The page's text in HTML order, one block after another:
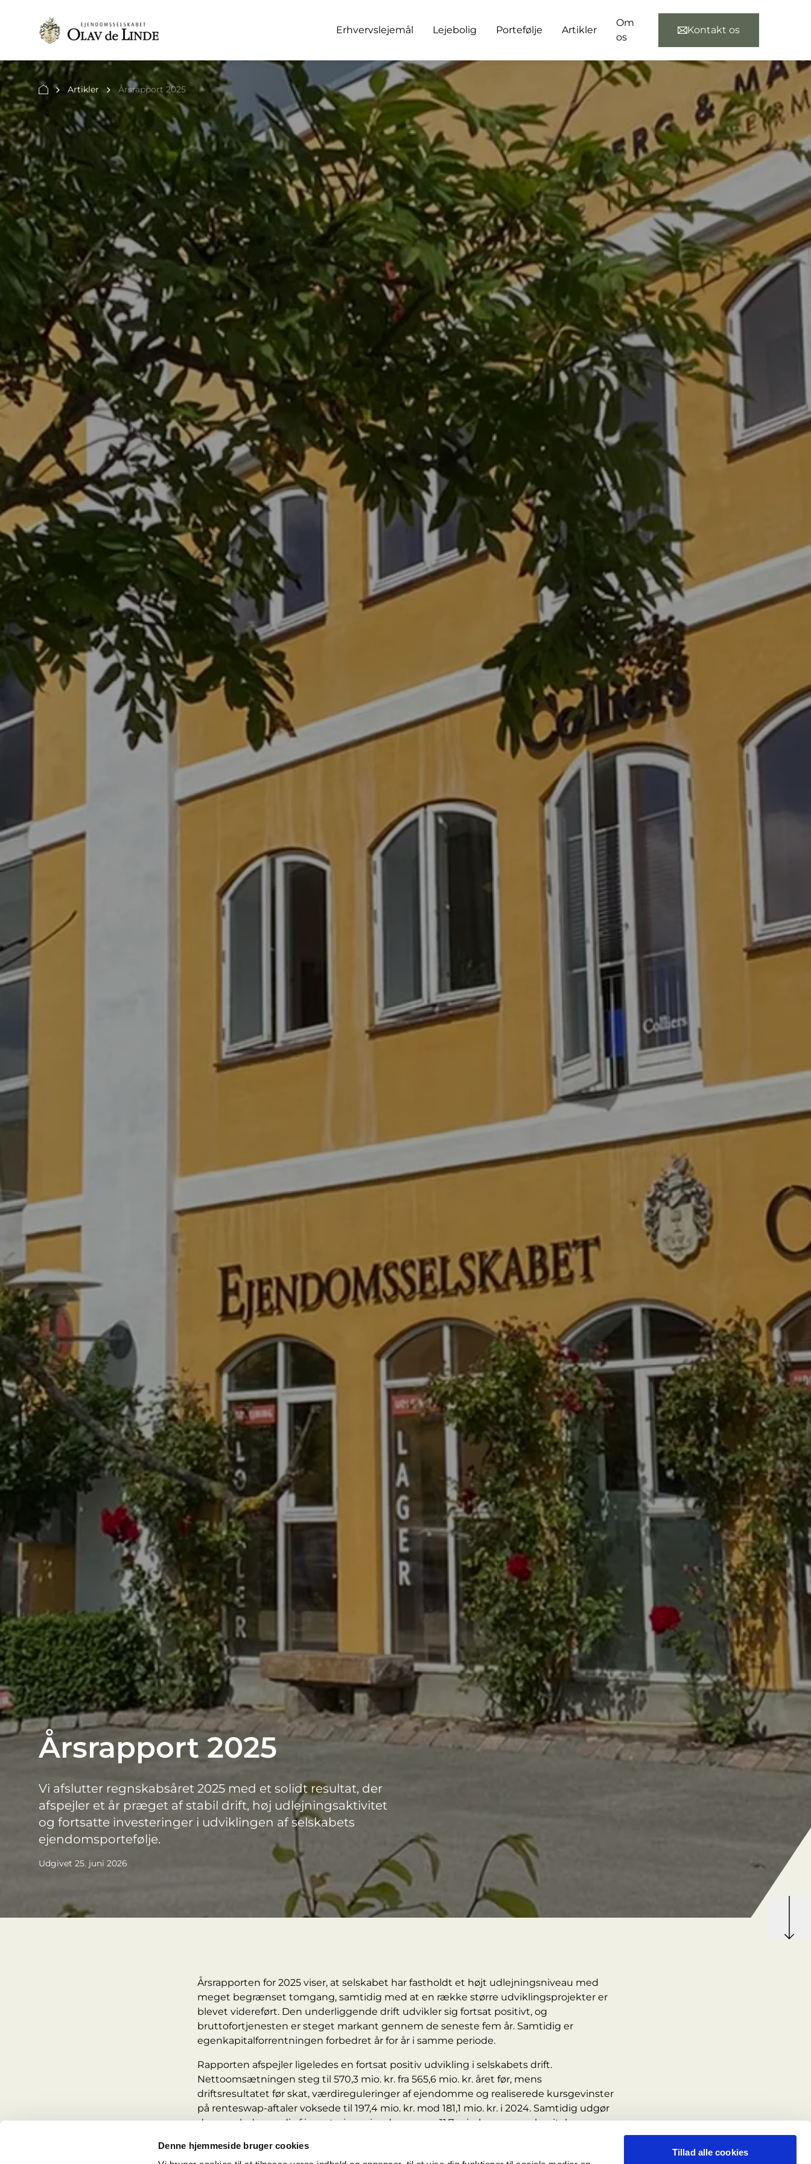
Denne hjemmeside bruger cookies
Tillad alle cookies
Erhvervslejemål Lejebolig Portefølje Artikler
Om
os
Kontakt os
Artikler Årsrapport 2025
Årsrapport 2025
Vi afslutter regnskabsåret 2025 med et solidt resultat, der
afspejler et år præget af stabil drift, høj udlejningsaktivitet
og fortsatte investeringer i udviklingen af selskabets
ejendomsportefølje.
Udgivet 25. juni 2026
Årsrapporten for 2025 viser, at selskabet har fastholdt et højt udlejningsniveau med
meget begrænset tomgang, samtidig med at en række større udviklingsprojekter er
blevet videreført. Den underliggende drift udvikler sig fortsat positivt, og
bruttofortjenesten er steget markant gennem de seneste fem år. Samtidig er
egenkapitalforrentningen forbedret år for år i samme periode.
Rapporten afspejler ligeledes en fortsat positiv udvikling i selskabets drift.
Nettoomsætningen steg til 570,3 mio. kr. fra 565,6 mio. kr. året før, mens
driftsresultatet før skat, værdireguleringer af ejendomme og realiserede kursgevinster
på renteswap-aftaler voksede til 197,4 mio. kr. mod 181,1 mio. kr. i 2024. Samtidig udgør
den samlede værdi af investeringsejendommene 11,7 mia. kr., og egenkapitalen er
Udlejningsniveauet har gennem hele året været højt, og tomgangen er fortsat på et